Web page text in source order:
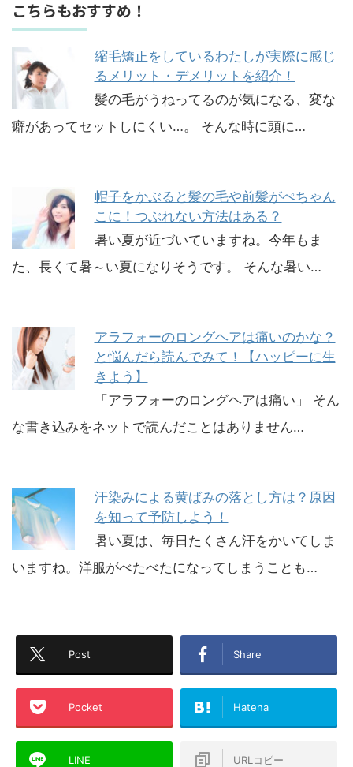
こちらもおすすめ！
縮毛矯正をしているわたしが実際に感じ
るメリット・デメリットを紹介！
髪の毛がうねってるのが気になる、変な
癖があってセットしにくい…。 そんな時に頭に…
帽子をかぶると髪の毛や前髪がぺちゃん
こに！つぶれない方法はある？
暑い夏が近づいていますね。今年もま
た、長くて暑～い夏になりそうです。 そんな暑い…
アラフォーのロングヘアは痛いのかな？
と悩んだら読んでみて！【ハッピーに生
きよう】
「アラフォーのロングヘアは痛い」 そん
な書き込みをネットで読んだことはありません…
汗染みによる黄ばみの落とし方は？原因
を知って予防しよう！
暑い夏は、毎日たくさん汗をかいてしま
いますね。洋服がべたべたになってしまうことも…
Post Share
Pocket Hatena
LINE URLコピー